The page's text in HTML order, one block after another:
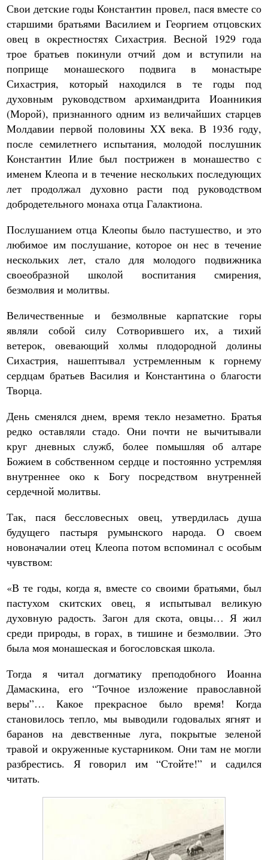
Свои детские годы Константин провел, пася вместе со
старшими братьями Василием и Георгием отцовских
овец в окрестностях Сихастрия. Весной 1929 года
трое братьев покинули отчий дом и вступили на
поприще монашеского подвига в монастыре
Сихастрия, который находился в те годы под
духовным руководством архимандрита Иоанникия
(Морой), признанного одним из величайших старцев
Молдавии первой половины XX века. В 1936 году,
после семилетнего испытания, молодой послушник
Константин Илие был пострижен в монашество с
именем Клеопа и в течение нескольких последующих
лет продолжал духовно расти под руководством
добродетельного монаха отца Галактиона.
Послушанием отца Клеопы было пастушество, и это
любимое им послушание, которое он нес в течение
нескольких лет, стало для молодого подвижника
своеобразной школой воспитания смирения,
безмолвия и молитвы.
Величественные и безмолвные карпатские горы
являли собой силу Сотворившего их, а тихий
ветерок, овевающий холмы плодородной долины
Сихастрия, нашептывал устремленным к горнему
сердцам братьев Василия и Константина о благости
Творца.
День сменялся днем, время текло незаметно. Братья
редко оставляли стадо. Они почти не вычитывали
круг дневных служб, более помышляя об алтаре
Божием в собственном сердце и постоянно устремляя
внутреннее око к Богу посредством внутренней
сердечной молитвы.
Так, пася бессловесных овец, утвердилась душа
будущего пастыря румынского народа. О своем
новоначалии отец Клеопа потом вспоминал с особым
чувством:
«В те годы, когда я, вместе со своими братьями, был
пастухом скитских овец, я испытывал великую
духовную радость. Загон для скота, овцы… Я жил
среди природы, в горах, в тишине и безмолвии. Это
была моя монашеская и богословская школа.
Тогда я читал догматику преподобного Иоанна
Дамаскина, его “Точное изложение православной
веры”… Какое прекрасное было время! Когда
становилось тепло, мы выводили годовалых ягнят и
баранов на девственные луга, покрытые зеленой
травой и окруженные кустарником. Они там не могли
разбрестись. Я говорил им “Стойте!” и садился
читать.